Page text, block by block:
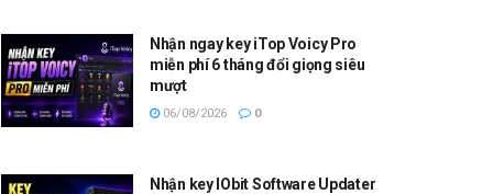
Nhận ngay key iTop Voicy Pro
miễn phí 6 tháng đổi giọng siêu
mượt
06/08/2026 0
Nhận key IObit Software Updater